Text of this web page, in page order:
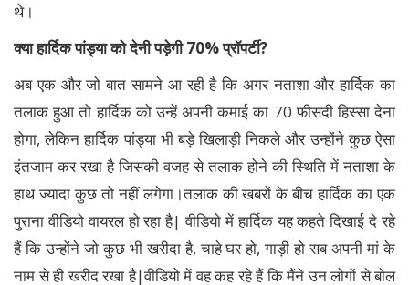
थे।
क्या हार्दिक पांड्या को देनी पड़ेगी 70% प्रॉपर्टी?
अब एक और जो बात सामने आ रही है कि अगर नताशा और हार्दिक का
तलाक हुआ तो हार्दिक को उन्हें अपनी कमाई का 70 फीसदी हिस्सा देना
होगा, लेकिन हार्दिक पांड्या भी बड़े खिलाड़ी निकले और उन्होंने कुछ ऐसा
इंतजाम कर रखा है जिसकी वजह से तलाक होने की स्थिति में नताशा के
हाथ ज्यादा कुछ तो नहीं लगेगा।तलाक की खबरों के बीच हार्दिक का एक
पुराना वीडियो वायरल हो रहा है| वीडियो में हार्दिक यह कहते दिखाई दे रहे
हैं कि उन्होंने जो कुछ भी खरीदा है, चाहे घर हो, गाड़ी हो सब अपनी मां के
नाम से ही खरीद रखा है|वीडियो में वह कह रहे हैं कि मैंने उन लोगों से बोल